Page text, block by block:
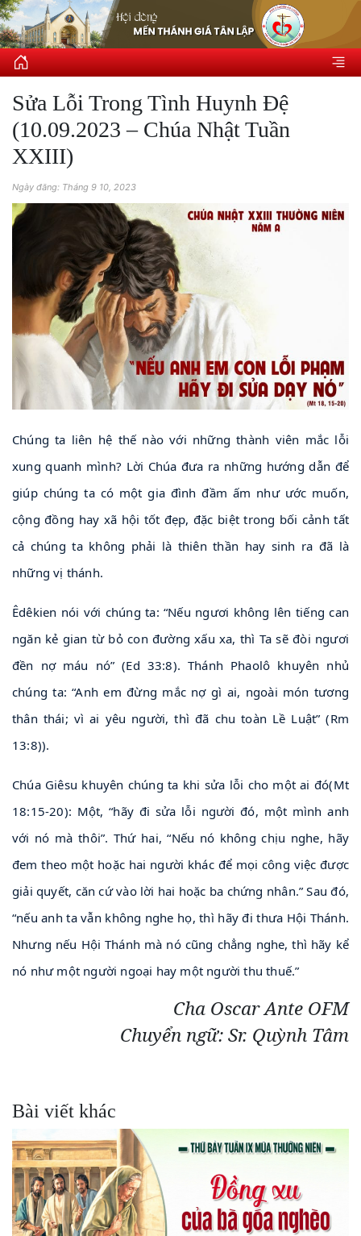
Sửa Lỗi Trong Tình Huynh Đệ
(10.09.2023 – Chúa Nhật Tuần
XXIII)
Ngày đăng: Tháng 9 10, 2023
Chúng ta liên hệ thế nào với những thành viên mắc lỗi
xung quanh mình? Lời Chúa đưa ra những hướng dẫn để
giúp chúng ta có một gia đình đầm ấm như ước muốn,
cộng đồng hay xã hội tốt đẹp, đặc biệt trong bối cảnh tất
cả chúng ta không phải là thiên thần hay sinh ra đã là
những vị thánh.
Êdêkien nói với chúng ta: “Nếu ngươi không lên tiếng can
ngăn kẻ gian từ bỏ con đường xấu xa, thì Ta sẽ đòi ngươi
đền nợ máu nó” (Ed 33:8). Thánh Phaolô khuyên nhủ
chúng ta: “Anh em đừng mắc nợ gì ai, ngoài món tương
thân thái; vì ai yêu người, thì đã chu toàn Lề Luật” (Rm
13:8)).
Chúa Giêsu khuyên chúng ta khi sửa lỗi cho một ai đó(Mt
18:15-20): Một, “hãy đi sửa lỗi người đó, một mình anh
với nó mà thôi”. Thứ hai, “Nếu nó không chịu nghe, hãy
đem theo một hoặc hai người khác để mọi công việc được
giải quyết, căn cứ vào lời hai hoặc ba chứng nhân.” Sau đó,
“nếu anh ta vẫn không nghe họ, thì hãy đi thưa Hội Thánh.
Nhưng nếu Hội Thánh mà nó cũng chẳng nghe, thì hãy kể
nó như một người ngoại hay một người thu thuế.”
Cha Oscar Ante OFM
Chuyển ngữ: Sr. Quỳnh Tâm
Bài viết khác